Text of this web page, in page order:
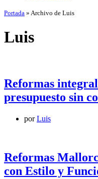
Portada » Archivo de Luis
Luis
Reformas
presupuesto sin
porLuis
Reformas
con Estilo y